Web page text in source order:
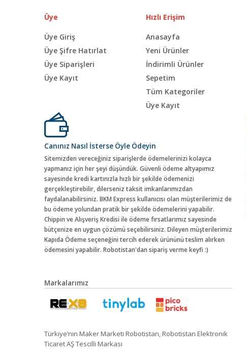
Üye
Üye Giriş
Üye Şifre Hatırlat
Üye Siparişleri
Üye Kayıt
Hızlı Erişim
Anasayfa
Yeni Ürünler
İndirimli Ürünler
Sepetim
Tüm Kategoriler
Üye Kayıt
Canınız Nasıl İsterse Öyle Ödeyin
Sitemizden vereceğiniz siparişlerde ödemelerinizi kolayca
yapmanız için her şeyi düşündük. Güvenli ödeme altyapımız
sayesinde kredi kartınızla hızlı bir şekilde ödemenizi
gerçekleştirebilir, dilerseniz taksit imkanlarımızdan
faydalanabilirsiniz. BKM Express kullanıcısı olan müşterilerimiz de
bu ödeme yolundan pratik bir şekilde ödemelerini yapabilir.
Chippin ve Alışveriş Kredisi ile ödeme fırsatlarımız sayesinde
bütçenize en uygun çözümü seçebilirsiniz. Dileyen müşterilerimiz
Kapıda Ödeme seçeneğini tercih ederek ürününü teslim alırken
ödemesini yapabilir. Robotistan'dan sipariş verme keyfi :)
Markalarımız
Türkiye’nin Maker Marketi Robotistan, Robotistan Elektronik
Ticaret AŞ Tescilli Markası